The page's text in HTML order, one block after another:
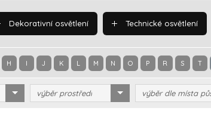
Dekorativní osvětlení Technické osvětlení
H I J K L M N O P R S T
výběr prostředí výběr dle místa